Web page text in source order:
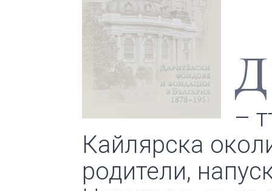
Д
–
Кайлярска
родители,